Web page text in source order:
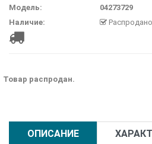
Модель:
04273729
Наличие:
Распродано
Товар распродан.
ОПИСАНИЕ